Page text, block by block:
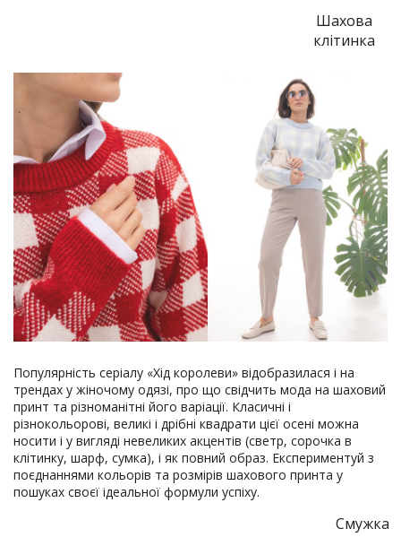
Шахова
клітинка
Популярність серіалу «Хід королеви» відобразилася і на
трендах у жіночому одязі, про що свідчить мода на шаховий
принт та різноманітні його варіації. Класичні і
різнокольорові, великі і дрібні квадрати цієї осені можна
носити і у вигляді невеликих акцентів (светр, сорочка в
клітинку, шарф, сумка), і як повний образ. Експериментуй з
поєднаннями кольорів та розмірів шахового принта у
пошуках своєї ідеальної формули успіху.
Смужка